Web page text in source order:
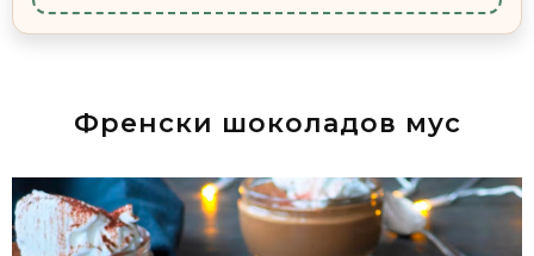
Френски шоколадов мус